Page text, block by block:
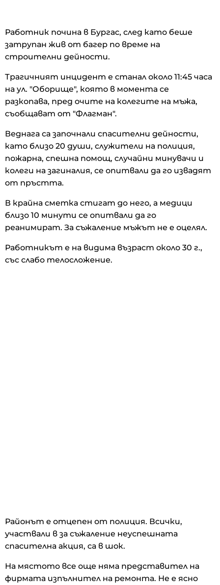
Работник почина в Бургас, след като беше
затрупан жив от багер по време на
строителни дейности.
Трагичният инцидент е станал около 11:45 часа
на ул. "Оборище", която в момента се
разкопава, пред очите на колегите на мъжа,
съобщават от "Флагман".
Веднага са започнали спасителни дейности,
като близо 20 души, служители на полиция,
пожарна, спешна помощ, случайни минувачи и
колеги на загиналия, се опитвали да го извадят
от пръстта.
В крайна сметка стигат до него, а медици
близо 10 минути се опитвали да го
реанимират. За съжаление мъжът не е оцелял.
Работникът е на видима възраст около 30 г.,
със слабо телосложение.
Районът е отцепен от полиция. Всички,
участвали в за съжаление неуспешната
спасителна акция, са в шок.
На мястото все още няма представител на
фирмата изпълнител на ремонта. Не е ясно